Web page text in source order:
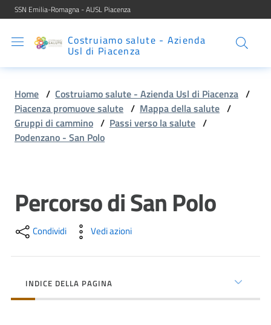
Vai al contenuto
Vai alla navigazione
Vai al footer
SSN Emilia-Romagna - AUSL Piacenza
Costruiamo salute - Azienda
Usl di Piacenza
SERVIZIO
SANITARIO
Emilia-
Romagna
Costruiamo
Costruiamo
Salute
Piacenza
promuove
Home / Costruiamo salute - Azienda Usl di Piacenza /
Piacenza promuove salute / Mappa della salute /
Gruppi di cammino / Passi verso la salute /
Podenzano - San Polo
Salta al contenuto
Percorso di San Polo
Condividi Vedi azioni
INDICE DELLA PAGINA